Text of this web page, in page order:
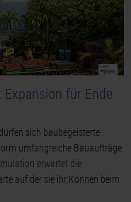
Expansion für Ende
sich baubegeisterte
umfangreiche Bauaufträge
erwartet die
auf der sie ihr Können beim